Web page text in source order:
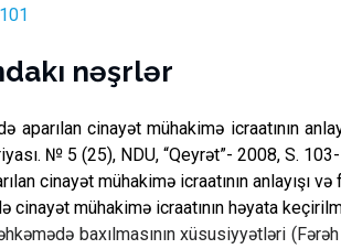
nəşrlər
aparılan cinayət mühakimə icraatının
№ 5 (25), NDU, “Qeyrət”- 2008, S.
cinayət mühakimə icraatının anlayışı
mühakimə icraatının həyata
baxılmasının xüsusiyyətləri (